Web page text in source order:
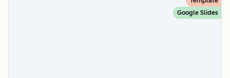
Google Slides